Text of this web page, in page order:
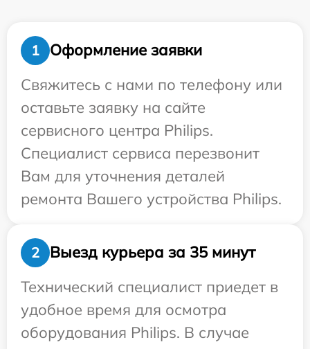
1
Оформление заявки
Свяжитесь с нами по телефону или
оставьте заявку на сайте
сервисного центра Philips.
Специалист сервиса перезвонит
Вам для уточнения деталей
ремонта Вашего устройства Philips.
2
Выезд курьера за 35 минут
Технический специалист приедет в
удобное время для осмотра
оборудования Philips. В случае